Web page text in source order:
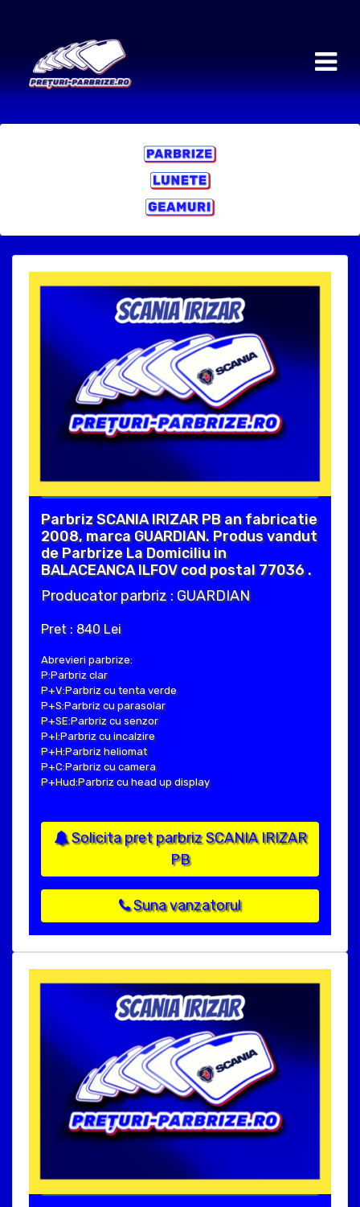
Parbriz SCANIA IRIZAR PB an fabricatie
2008, marca GUARDIAN. Produs vandut
de Parbrize La Domiciliu in
BALACEANCA ILFOV cod postal 77036 .
Producator parbriz : GUARDIAN
Pret : 840 Lei
Abrevieri parbrize:
P:Parbriz clar
P+V:Parbriz cu tenta verde
P+S:Parbriz cu parasolar
P+SE:Parbriz cu senzor
P+I:Parbriz cu incalzire
P+H:Parbriz heliomat
P+C:Parbriz cu camera
P+Hud:Parbriz cu head up display
Solicita pret parbriz SCANIA IRIZAR
PB
Suna vanzatorul